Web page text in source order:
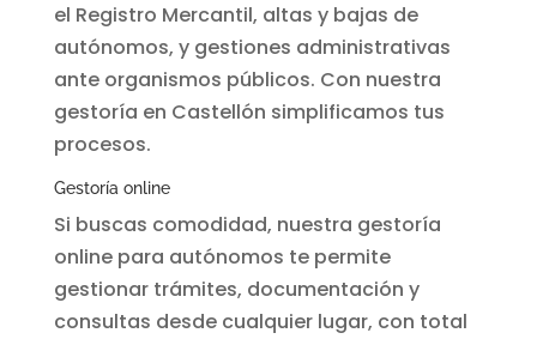
el Registro Mercantil, altas y bajas de
autónomos, y gestiones administrativas
ante organismos públicos. Con nuestra
gestoría en Castellón simplificamos tus
procesos.
Gestoría online
Si buscas comodidad, nuestra gestoría
online para autónomos te permite
gestionar trámites, documentación y
consultas desde cualquier lugar, con total